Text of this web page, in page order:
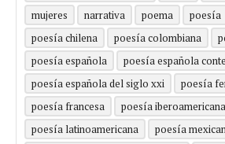
mujeres
narrativa poema poesía
poesía chilena
poesía colombiana
poesía española
poesía española
poesía española del siglo xxi
poesía
poesía francesa
poesía iberoamericana
poesía latinoamericana
poesía